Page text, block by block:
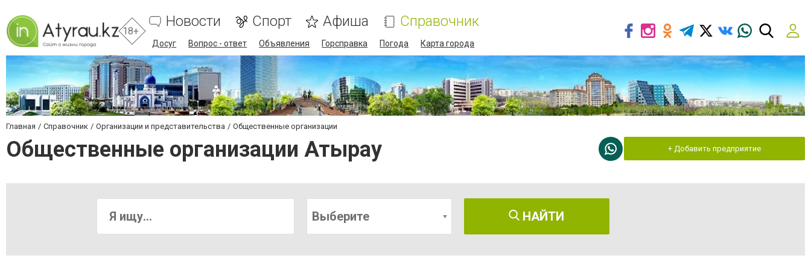
18+
Новости Спорт Афиша Справочник
Досуг Вопрос - ответ Объявления Горсправка Погода Карта города
Главная Справочник Организации и представительства Общественные организации
Общественные организации Атырау + Добавить предприятие
Выберите НАЙТИ